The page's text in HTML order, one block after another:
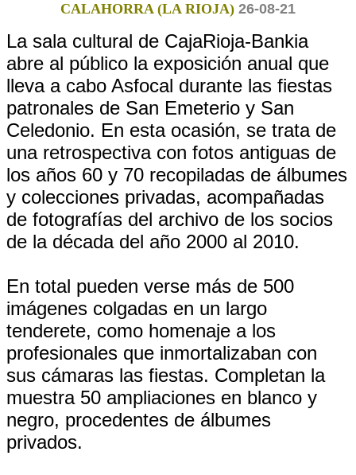
CALAHORRA (LA RIOJA) 26-08-21
La sala cultural de CajaRioja-Bankia
abre al público la exposición anual que
lleva a cabo Asfocal durante las fiestas
patronales de San Emeterio y San
Celedonio. En esta ocasión, se trata de
una retrospectiva con fotos antiguas de
los años 60 y 70 recopiladas de álbumes
y colecciones privadas, acompañadas
de fotografías del archivo de los socios
de la década del año 2000 al 2010.
En total pueden verse más de 500
imágenes colgadas en un largo
tenderete, como homenaje a los
profesionales que inmortalizaban con
sus cámaras las fiestas. Completan la
muestra 50 ampliaciones en blanco y
negro, procedentes de álbumes
privados.